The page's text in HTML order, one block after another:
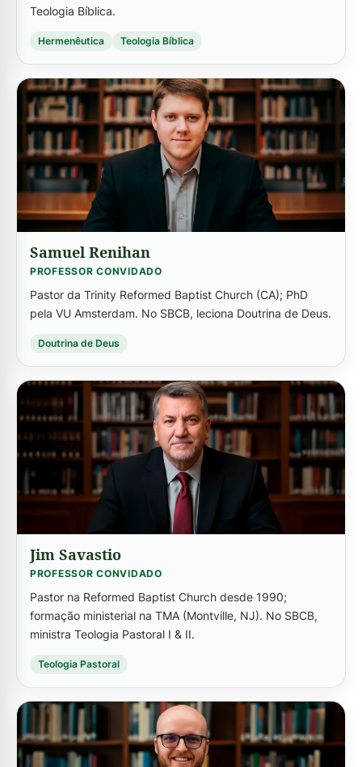
Teologia Bíblica.
Hermenêutica Teologia Bíblica
-->
Samuel Renihan
PROFESSOR CONVIDADO
Pastor da Trinity Reformed Baptist Church (CA); PhD
pela VU Amsterdam. No SBCB, leciona Doutrina de Deus.
Doutrina de Deus
-->
Jim Savastio
PROFESSOR CONVIDADO
Pastor na Reformed Baptist Church desde 1990;
formação ministerial na TMA (Montville, NJ). No SBCB,
ministra Teologia Pastoral I & II.
Teologia Pastoral
-->